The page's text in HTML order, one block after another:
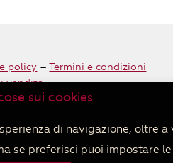
policy –Termini e condizioni
vendita
sui cookies
di navigazione, oltre a
se preferisci puoi impostare